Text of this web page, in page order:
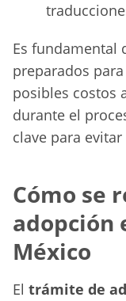
Es fundamental
preparados
posibles costos
durante el
clave para
Cómo se
adopción
México
El trámite de